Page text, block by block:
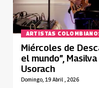
ARTISTAS
Domingo, 19 Abril , 2026
Miércoles de
el mundo”,
Usorach